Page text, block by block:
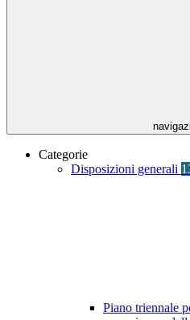
Categorie
Disposizioni generali
Piano triennale